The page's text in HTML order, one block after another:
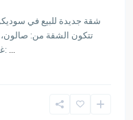
غرفة مساعدة وشرفة – مزايا الشقة: ...